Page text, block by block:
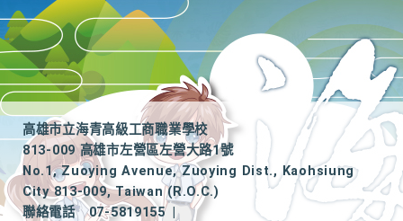
高雄市立海青高級工商職業學校
813-009 高雄市左營區左營大路1號
No.1, Zuoying Avenue, Zuoying Dist., Kaohsiung
City 813-009, Taiwan (R.O.C.)
聯絡電話
07-5819155
|